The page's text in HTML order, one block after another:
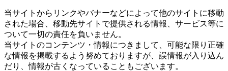
当サイトからリンクやバナーなどによって他のサイトに移動
された場合、移動先サイトで提供される情報、サービス等に
ついて一切の責任を負いません。
当サイトのコンテンツ・情報につきまして、可能な限り正確
な情報を掲載するよう努めておりますが、誤情報が入り込ん
だり、情報が古くなっていることもございます。